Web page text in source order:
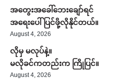
အတွေးအခေါ်ဘေးချော်ရင်
အရေးပေါ်ပြင်ဖို့လိုနိုင်တယ်။
August 4, 2026
လိုမှ မလုပ်နဲ့။
မလိုခင်ကတည်းက ကြိုပြင်။
August 4, 2026